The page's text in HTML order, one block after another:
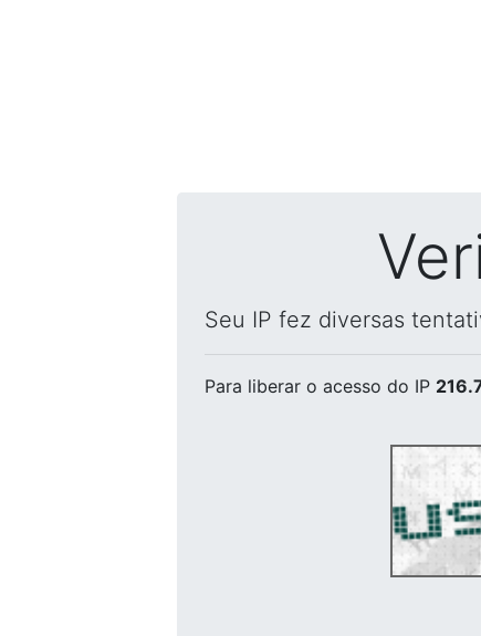
Seu IP fez diversas
Para liberar o acesso do IP